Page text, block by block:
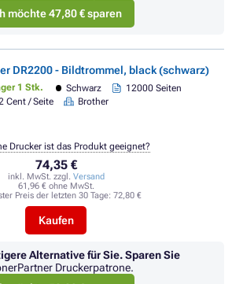
möchte 47,80 € sparen
DR2200 - Bildtrommel, black (schwarz)
1 Stk. Schwarz
12000 Seiten
Cent / Seite
Brother
74,35 €
inkl. MwSt. zzgl. Versand
61,96 € ohne MwSt.
Preis der letzten 30 Tage: 72,80 €
Kaufen
Drucker ist das Produkt geeignet?
Alternative für Sie.Sparen Sie
Druckerpatrone.